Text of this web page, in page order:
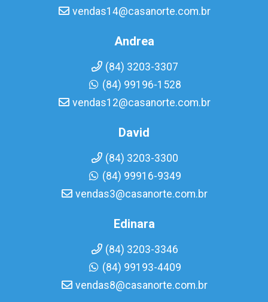
vendas14@casanorte.com.br
Andrea
(84) 3203-3307
(84) 99196-1528
vendas12@casanorte.com.br
David
(84) 3203-3300
(84) 99916-9349
vendas3@casanorte.com.br
Edinara
(84) 3203-3346
(84) 99193-4409
vendas8@casanorte.com.br